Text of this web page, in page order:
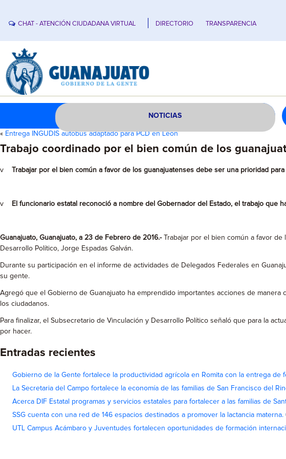
CHAT - ATENCIÓN CIUDADANA VIRTUAL DIRECTORIO TRANSPARENCIA
NOTICIAS
« Entrega INGUDIS autobús adaptado para PCD en León
Trabajo coordinado por el bien común de los
v Trabajar por el bien común a favor de los guanajuatenses debe ser una prioridad
v El funcionario estatal reconoció a nombre del Gobernador del Estado, el trabajo que
Guanajuato, Guanajuato, a 23 de Febrero de 2016.-Trabajar por el bien común a favor de
Desarrollo Político, Jorge Espadas Galván.
Durante su participación en el informe de actividades de Delegados Federales en
su gente.
Agregó que el Gobierno de Guanajuato ha emprendido importantes acciones de
los ciudadanos.
Para finalizar, el Subsecretario de Vinculación y Desarrollo Político señaló que para la
por hacer.
Entradas recientes
Gobierno de la Gente fortalece la productividad agrícola en Romita con la entrega de
La Secretaria del Campo fortalece la economía de las familias de San Francisco del
Acerca DIF Estatal programas y servicios estatales para fortalecer a las familias de
SSG cuenta con una red de 146 espacios destinados a promover la lactancia materna.
UTL Campus Acámbaro y Juventudes fortalecen oportunidades de formación